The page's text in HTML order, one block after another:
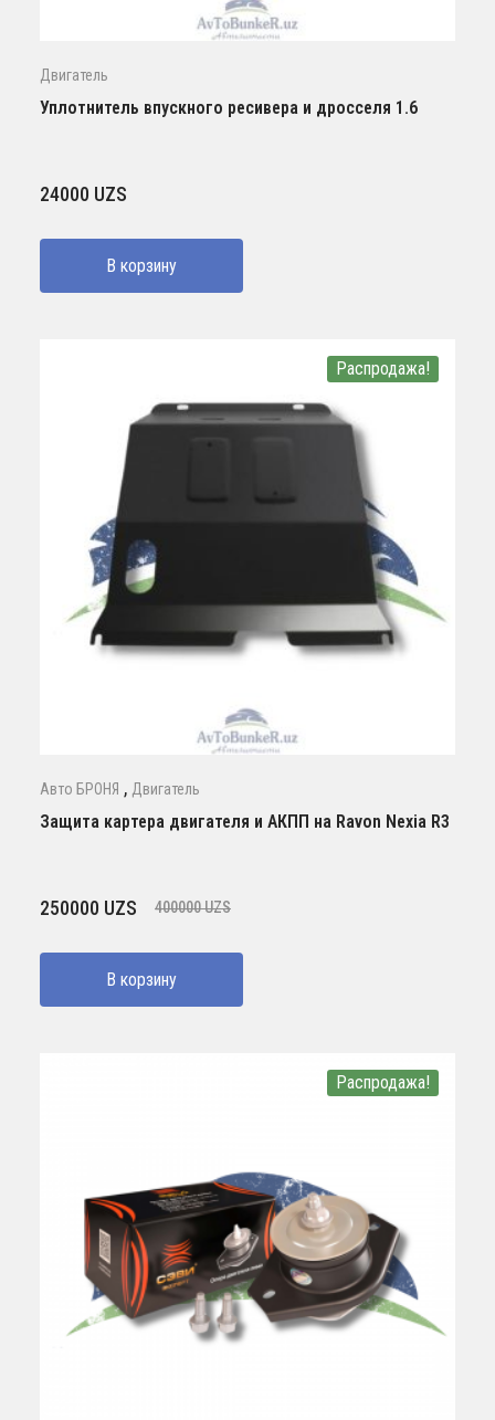
Двигатель
Уплотнитель впускного ресивера и дросселя 1.6
24000 UZS
В корзину
Распродажа!
Авто БРОНЯ , Двигатель
Защита картера двигателя и АКПП на Ravon Nexia R3
400000UZS
Первоначальная
составляла
400000 UZS.
250000 UZS
Текущая
250000 UZS.
В корзину
Распродажа!